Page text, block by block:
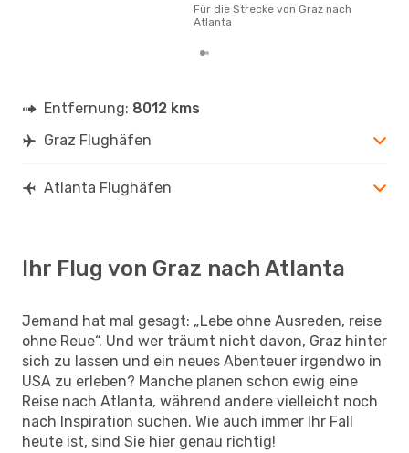
Für die Strecke von Graz nach
Atlanta
Entfernung: 8012 kms
Graz Flughäfen
Atlanta Flughäfen
Ihr Flug von Graz nach Atlanta
Jemand hat mal gesagt: „Lebe ohne Ausreden, reise
ohne Reue“. Und wer träumt nicht davon, Graz hinter
sich zu lassen und ein neues Abenteuer irgendwo in
USA zu erleben? Manche planen schon ewig eine
Reise nach Atlanta, während andere vielleicht noch
nach Inspiration suchen. Wie auch immer Ihr Fall
heute ist, sind Sie hier genau richtig!